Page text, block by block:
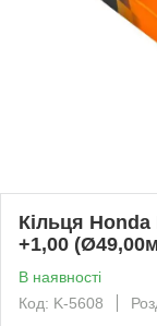
Кільця
+1,00
В наявності
Код: K-5608